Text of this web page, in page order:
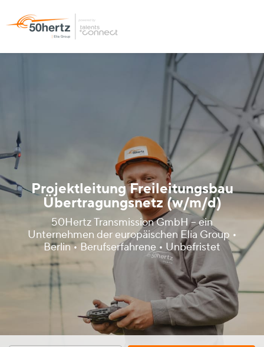
Projektleitung Freileitungsbau
Übertragungsnetz (w/m/d)
50Hertz Transmission GmbH – ein
Unternehmen der europäischen Elia Group •
Berlin • Berufserfahrene • Unbefristet